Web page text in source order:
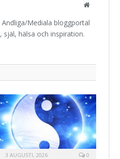
Website
Mediala bloggportal
hälsa och inspiration.
3 AUGUSTI, 2026 0